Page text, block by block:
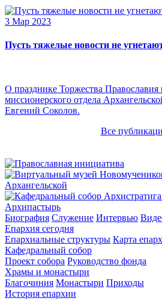
3 Мар 2023
Пусть тяжелые новости не
О празднике Торжества Православия
миссионерского отдела
Евгений Соколов.
Все
Архипастырь
Биография Служение Интервью
Епархия сегодня
Епархиальные структуры Карта
Кафедральный собор
Проект собора Руководство фонда
Храмы и монастыри
Благочиния Монастыри Приходы
История епархии